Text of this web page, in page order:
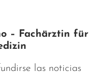
– Fachärztin für
las noticias